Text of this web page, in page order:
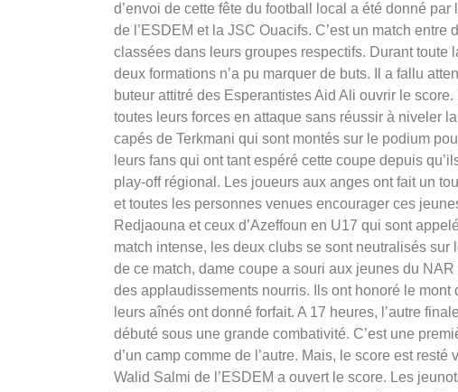
d’envoi de cette fête du football local a été donné
de l’ESDEM et la JSC Ouacifs. C’est un match entre
classées dans leurs groupes respectifs. Durant toute
deux formations n’a pu marquer de buts. Il a fallu
buteur attitré des Esperantistes Aid Ali ouvrir le score.
toutes leurs forces en attaque sans réussir à niveler
capés de Terkmani qui sont montés sur le podium
leurs fans qui ont tant espéré cette coupe depuis
play-off régional. Les joueurs aux anges ont fait un
et toutes les personnes venues encourager ces
Redjaouna et ceux d’Azeffoun en U17 qui sont
match intense, les deux clubs se sont neutralisés sur
de ce match, dame coupe a souri aux jeunes du
des applaudissements nourris. Ils ont honoré le mont
leurs aînés ont donné forfait. A 17 heures, l’autre
débuté sous une grande combativité. C’est une
d’un camp comme de l’autre. Mais, le score est resté
Walid Salmi de l’ESDEM a ouvert le score. Les